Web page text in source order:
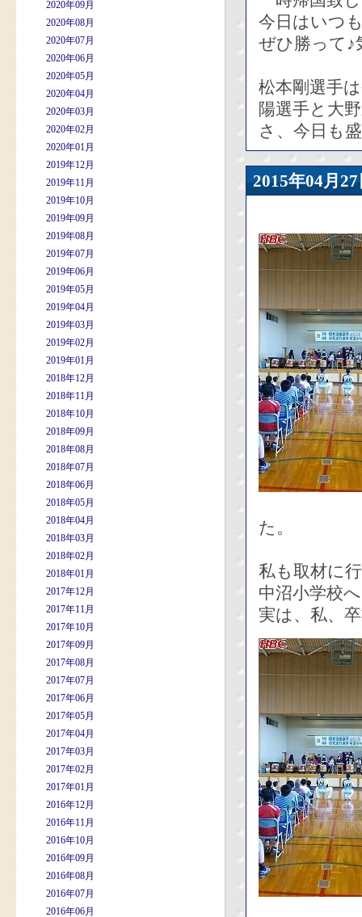
2020年09月
2020年08月
2020年07月
2020年06月
2020年05月
2020年04月
2020年03月
2020年02月
2020年01月
2019年12月
2019年11月
2019年10月
2019年09月
2019年08月
2019年07月
2019年06月
2019年05月
2019年04月
2019年03月
2019年02月
2019年01月
2018年12月
2018年11月
2018年10月
2018年09月
2018年08月
2018年07月
2018年06月
2018年05月
2018年04月
2018年03月
2018年02月
2018年01月
2017年12月
2017年11月
2017年10月
2017年09月
2017年08月
2017年07月
2017年06月
2017年05月
2017年04月
2017年03月
2017年02月
2017年01月
2016年12月
2016年11月
2016年10月
2016年09月
2016年08月
2016年07月
2016年06月
今日はいつ
ぜひ勝って♪
松本剛選手
陽選手と大
さ、今日も
2015年04
た。
私も取材に
中沼小学校
実は、私、